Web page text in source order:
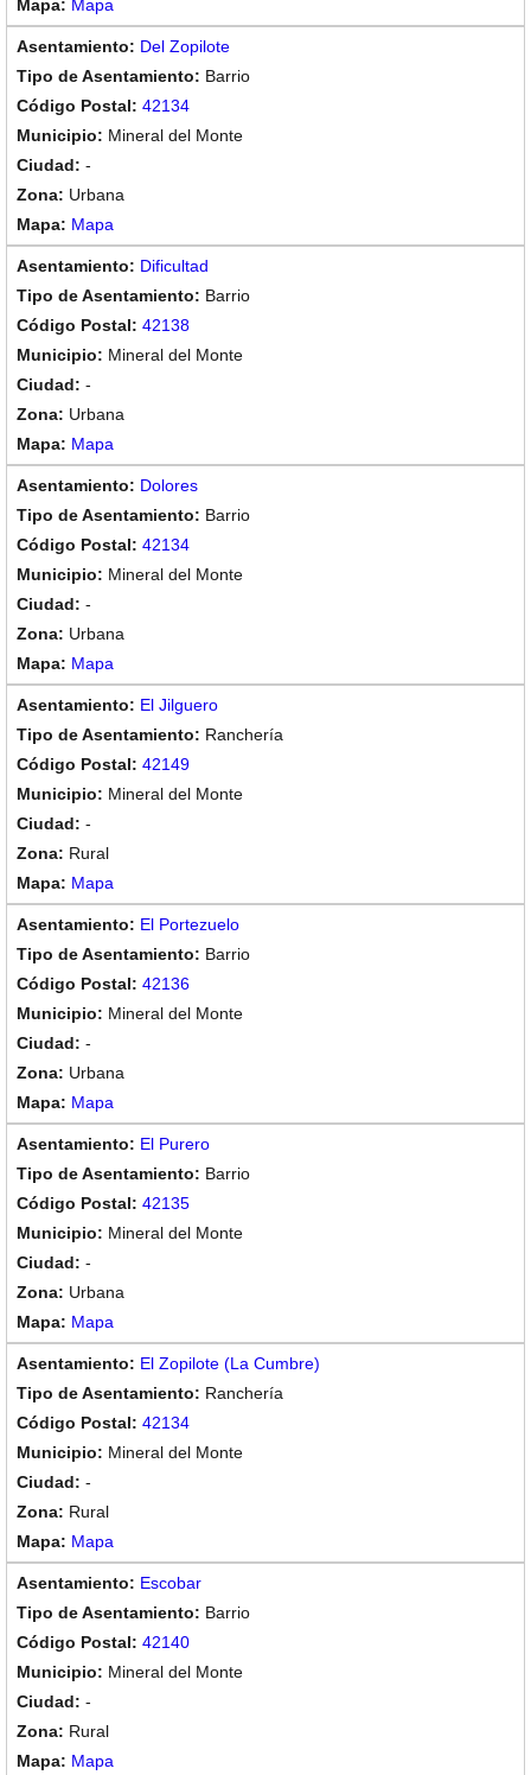
Mapa
Del Zopilote
Barrio
42134
Mineral del Monte
-
Urbana
Mapa
Dificultad
Barrio
42138
Mineral del Monte
-
Urbana
Mapa
Dolores
Barrio
42134
Mineral del Monte
-
Urbana
Mapa
El Jilguero
Ranchería
42149
Mineral del Monte
-
Rural
Mapa
El Portezuelo
Barrio
42136
Mineral del Monte
-
Urbana
Mapa
El Purero
Barrio
42135
Mineral del Monte
-
Urbana
Mapa
El Zopilote (La Cumbre)
Ranchería
42134
Mineral del Monte
-
Rural
Mapa
Escobar
Barrio
42140
Mineral del Monte
-
Rural
Mapa